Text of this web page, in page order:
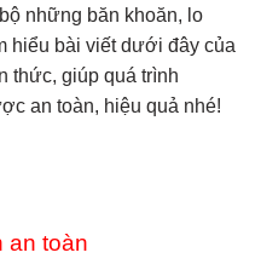
những băn khoăn, lo
hiểu bài viết dưới đây của
thức, giúp quá trình
an toàn, hiệu quả nhé!
an toàn